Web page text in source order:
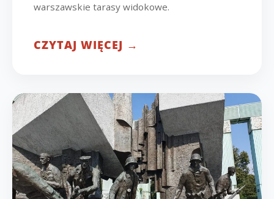
warszawskie tarasy widokowe.
CZYTAJ WIĘCEJ →